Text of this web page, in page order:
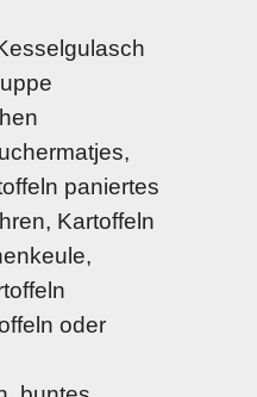
paniertes
Kartoffeln
oder